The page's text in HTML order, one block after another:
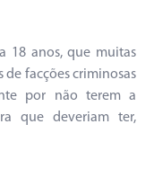
18 anos, que muitas
de facções criminosas
por não terem a
que deveriam ter,